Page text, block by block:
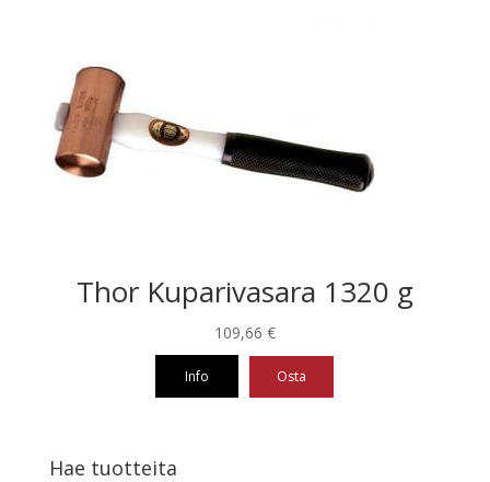
muunnelma.
Voit
tehdä
valinnat
tuotteen
Thor Kuparivasara 1320 g
109,66 €
Info Osta
Hae tuotteita